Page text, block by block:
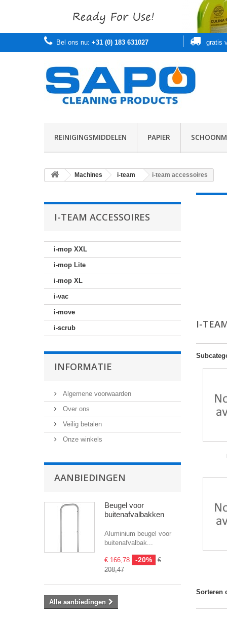
Bel ons nu: +31 (0) 183 631027 gratis
REINIGINGSMIDDELEN PAPIER
Machines i-team i-team accessoires
I-TEAM ACCESSOIRES
i-mop XXL
i-mop Lite
i-mop XL
i-vac
i-move
i-scrub
INFORMATIE
Algemene voorwaarden
Over ons
Veilig betalen
Onze winkels
AANBIEDINGEN
Beugel voor
buitenafvalbakken
Aluminium beugel voor
buitenafvalbak...
€ 166,78 -20%
€
208,47
Alle aanbiedingen
I-
Sorteren